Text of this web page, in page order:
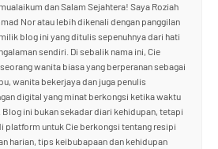
dan Salam Sejahtera! Saya Roziah
Nor atau lebih dikenali dengan panggilan
blog ini yang ditulis sepenuhnya dari hati
sendiri. Di sebalik nama ini, Cie
wanita biasa yang berperanan sebagai
wanita bekerjaya dan juga penulis
digital yang minat berkongsi ketika waktu
Blog ini bukan sekadar diari kehidupan, tetapi
platform untuk Cie berkongsi tentang resipi
harian, tips keibubapaan dan kehidupan